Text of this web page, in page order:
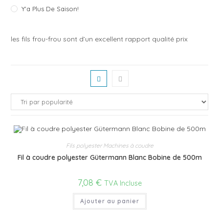
Y'a Plus De Saison!
les fils frou-frou sont d’un excellent rapport qualité prix
Fils polyester Machines à coudre
Fil à coudre polyester Gütermann Blanc Bobine de 500m
7,08 € TVA Incluse
Ajouter au panier